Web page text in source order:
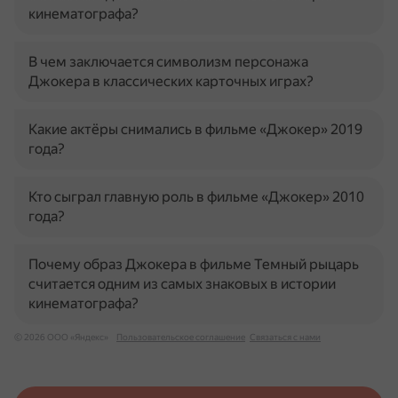
кинематографа?
В чем заключается символизм персонажа
Джокера в классических карточных играх?
Какие актёры снимались в фильме «Джокер» 2019
года?
Кто сыграл главную роль в фильме «Джокер» 2010
года?
Почему образ Джокера в фильме Темный рыцарь
считается одним из самых знаковых в истории
кинематографа?
© 2026 ООО «Яндекс» Пользовательское соглашение Связаться с нами